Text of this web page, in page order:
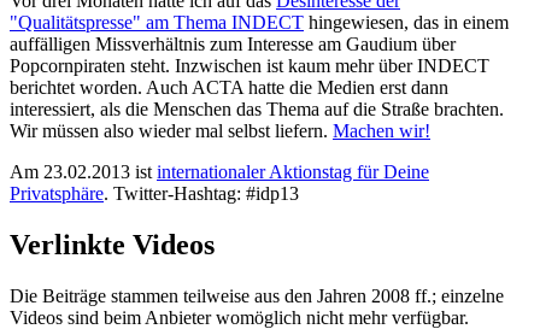
"Qualitätspresse" am Thema INDECT hingewiesen, das in einem
auffälligen Missverhältnis zum Interesse am Gaudium über
Popcornpiraten steht. Inzwischen ist kaum mehr über INDECT
berichtet worden. Auch ACTA hatte die Medien erst dann
interessiert, als die Menschen das Thema auf die Straße brachten.
Wir müssen also wieder mal selbst liefern. Machen wir!
Am 23.02.2013 ist internationaler Aktionstag für Deine
Privatsphäre. Twitter-Hashtag: #idp13
Verlinkte Videos
Die Beiträge stammen teilweise aus den Jahren 2008 ff.; einzelne
Videos sind beim Anbieter womöglich nicht mehr verfügbar.